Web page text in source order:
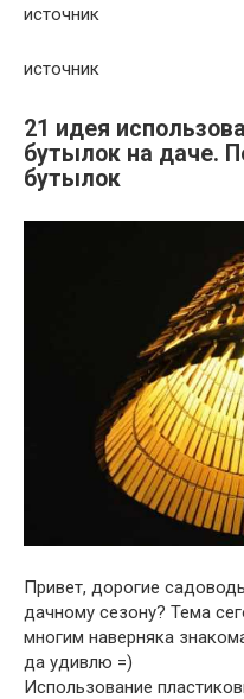
источник
источник
21 идея
бутылок на даче.
бутылок
Привет, дорогие
дачному сезону? Тема
многим наверняка
да удивлю =)
Использование